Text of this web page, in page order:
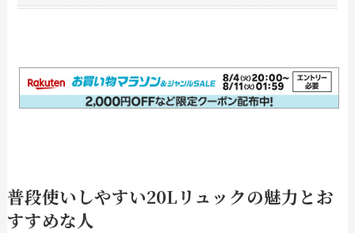
普段使いしやすい20Lリュックの魅力とお
すすめな人